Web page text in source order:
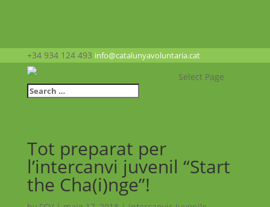
+34 934 124 493 info@catalunyavoluntaria.cat
Select Page
Tot preparat per
l’intercanvi juvenil “Start
the Cha(i)nge”!